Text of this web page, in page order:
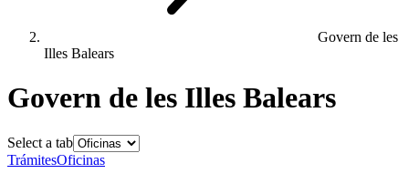
Govern de les
Illes Balears
Govern de les Illes Balears
Select a tab
TrámitesOficinas